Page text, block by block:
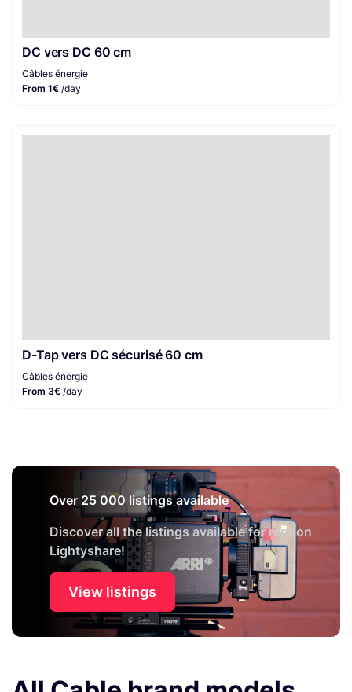
DC vers DC 60 cm
Câbles énergie
From 1€ /day
D-Tap vers DC sécurisé 60 cm
Câbles énergie
From 3€ /day
Over 25 000 listings available
Discover all the listings available for rent on
Lightyshare!
View listings